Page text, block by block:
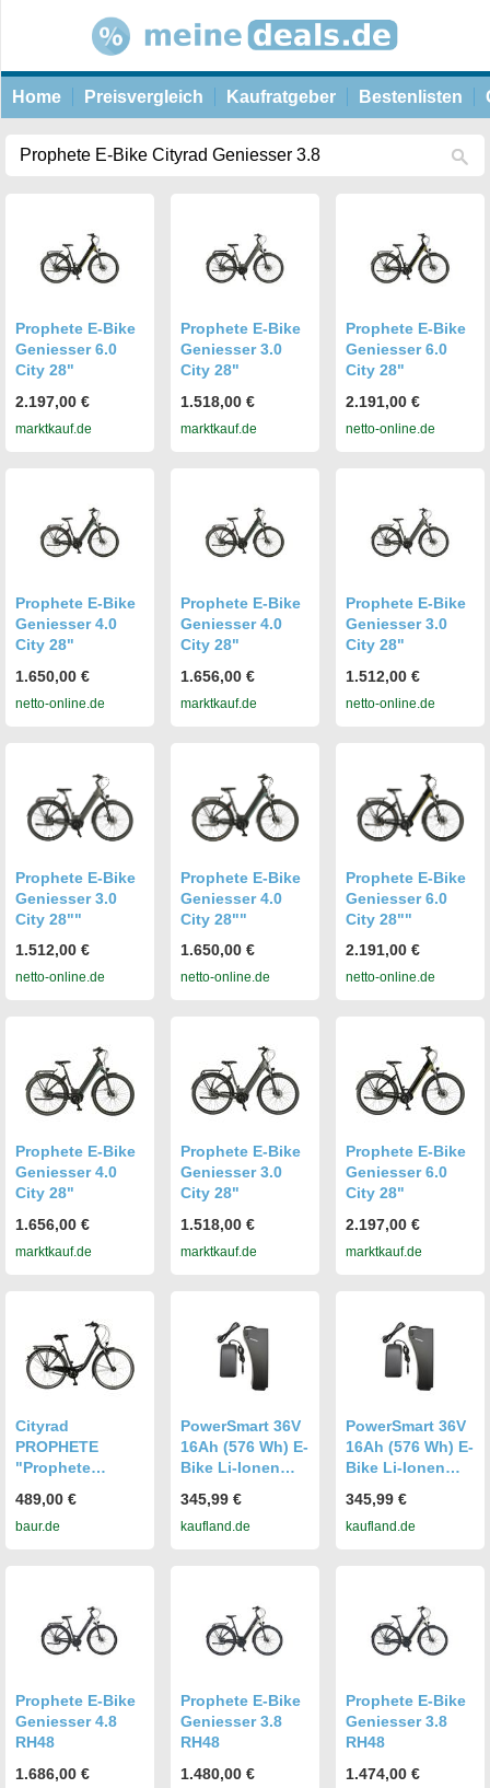
Home Preisvergleich Kaufratgeber Bestenlisten
Prophete E-Bike
Geniesser 6.0
City 28"
2.197,00 €
marktkauf.de
Prophete E-Bike
Geniesser 3.0
City 28"
1.518,00 €
marktkauf.de
Prophete E-Bike
Geniesser 6.0
City 28"
2.191,00 €
netto-online.de
Prophete E-Bike
Geniesser 4.0
City 28"
1.650,00 €
netto-online.de
Prophete E-Bike
Geniesser 4.0
City 28"
1.656,00 €
marktkauf.de
Prophete E-Bike
Geniesser 3.0
City 28"
1.512,00 €
netto-online.de
Prophete E-Bike
Geniesser 3.0
City 28""
1.512,00 €
netto-online.de
Prophete E-Bike
Geniesser 4.0
City 28""
1.650,00 €
netto-online.de
Prophete E-Bike
Geniesser 6.0
City 28""
2.191,00 €
netto-online.de
Prophete E-Bike
Geniesser 4.0
City 28"
1.656,00 €
marktkauf.de
Prophete E-Bike
Geniesser 3.0
City 28"
1.518,00 €
marktkauf.de
Prophete E-Bike
Geniesser 6.0
City 28"
2.197,00 €
marktkauf.de
Cityrad
PROPHETE
"Prophete
Gr. 50, schwarz,
Fahrräder,
(71,12cm)
489,00 €
baur.de
PowerSmart 36V
16Ah (576 Wh) E-
Bike Li-Ionen
Prophete
Geniesser
22.EMC.30
345,99 €
kaufland.de
PowerSmart 36V
16Ah (576 Wh) E-
Bike Li-Ionen
Prophete
Geniesser
345,99 €
kaufland.de
Prophete E-Bike
Geniesser 4.8
RH48
1.686,00 €
Prophete E-Bike
Geniesser 3.8
RH48
1.480,00 €
Prophete E-Bike
Geniesser 3.8
RH48
1.474,00 €